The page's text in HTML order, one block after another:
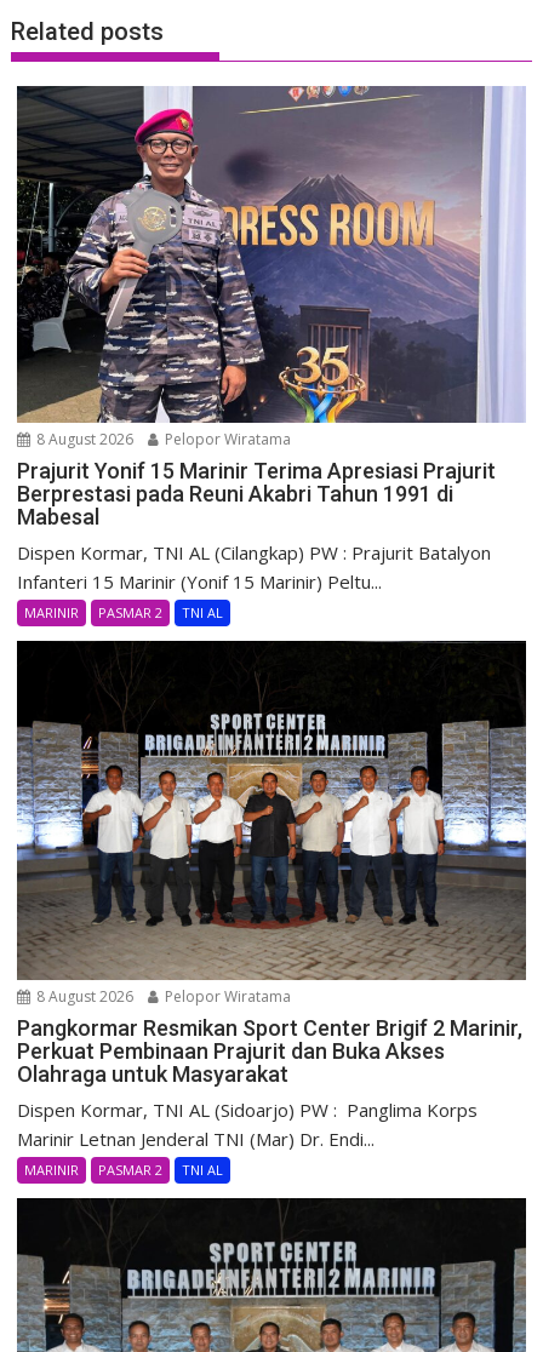
Related posts
8 August 2026 Pelopor Wiratama
Prajurit Yonif 15 Marinir Terima Apresiasi Prajurit
Berprestasi pada Reuni Akabri Tahun 1991 di
Mabesal
Dispen Kormar, TNI AL (Cilangkap) PW : Prajurit Batalyon
Infanteri 15 Marinir (Yonif 15 Marinir) Peltu...
MARINIR PASMAR 2 TNI AL
8 August 2026 Pelopor Wiratama
Pangkormar Resmikan Sport Center Brigif 2 Marinir,
Perkuat Pembinaan Prajurit dan Buka Akses
Olahraga untuk Masyarakat
Dispen Kormar, TNI AL (Sidoarjo) PW : Panglima Korps
Marinir Letnan Jenderal TNI (Mar) Dr. Endi...
MARINIR PASMAR 2 TNI AL